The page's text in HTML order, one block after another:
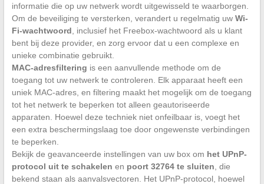
informatie die op uw netwerk wordt uitgewisseld te waarborgen.
Om de beveiliging te versterken, verandert u regelmatig uw Wi-
Fi-wachtwoord , inclusief het Freebox-wachtwoord als u klant
bent bij deze provider, en zorg ervoor dat u een complexe en
unieke combinatie gebruikt.
MAC-adresfiltering is een aanvullende methode om de
toegang tot uw netwerk te controleren. Elk apparaat heeft een
uniek MAC-adres, en filtering maakt het mogelijk om de toegang
tot het netwerk te beperken tot alleen geautoriseerde
apparaten. Hoewel deze techniek niet onfeilbaar is, voegt het
een extra beschermingslaag toe door ongewenste verbindingen
te beperken.
Bekijk de geavanceerde instellingen van uw box om het UPnP-
protocol uit te schakelen en poort 32764 te sluiten , die
bekend staan als aanvalsvectoren. Het UPnP-protocol, hoewel